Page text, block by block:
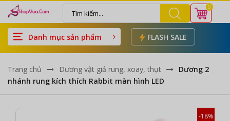
0
Danh mục sản phẩm FLASH SALE
Trang chủ Dương vật giả rung, xoay, thụt
Dương 2
nhánh rung kích thích Rabbit màn hình LED
-18%